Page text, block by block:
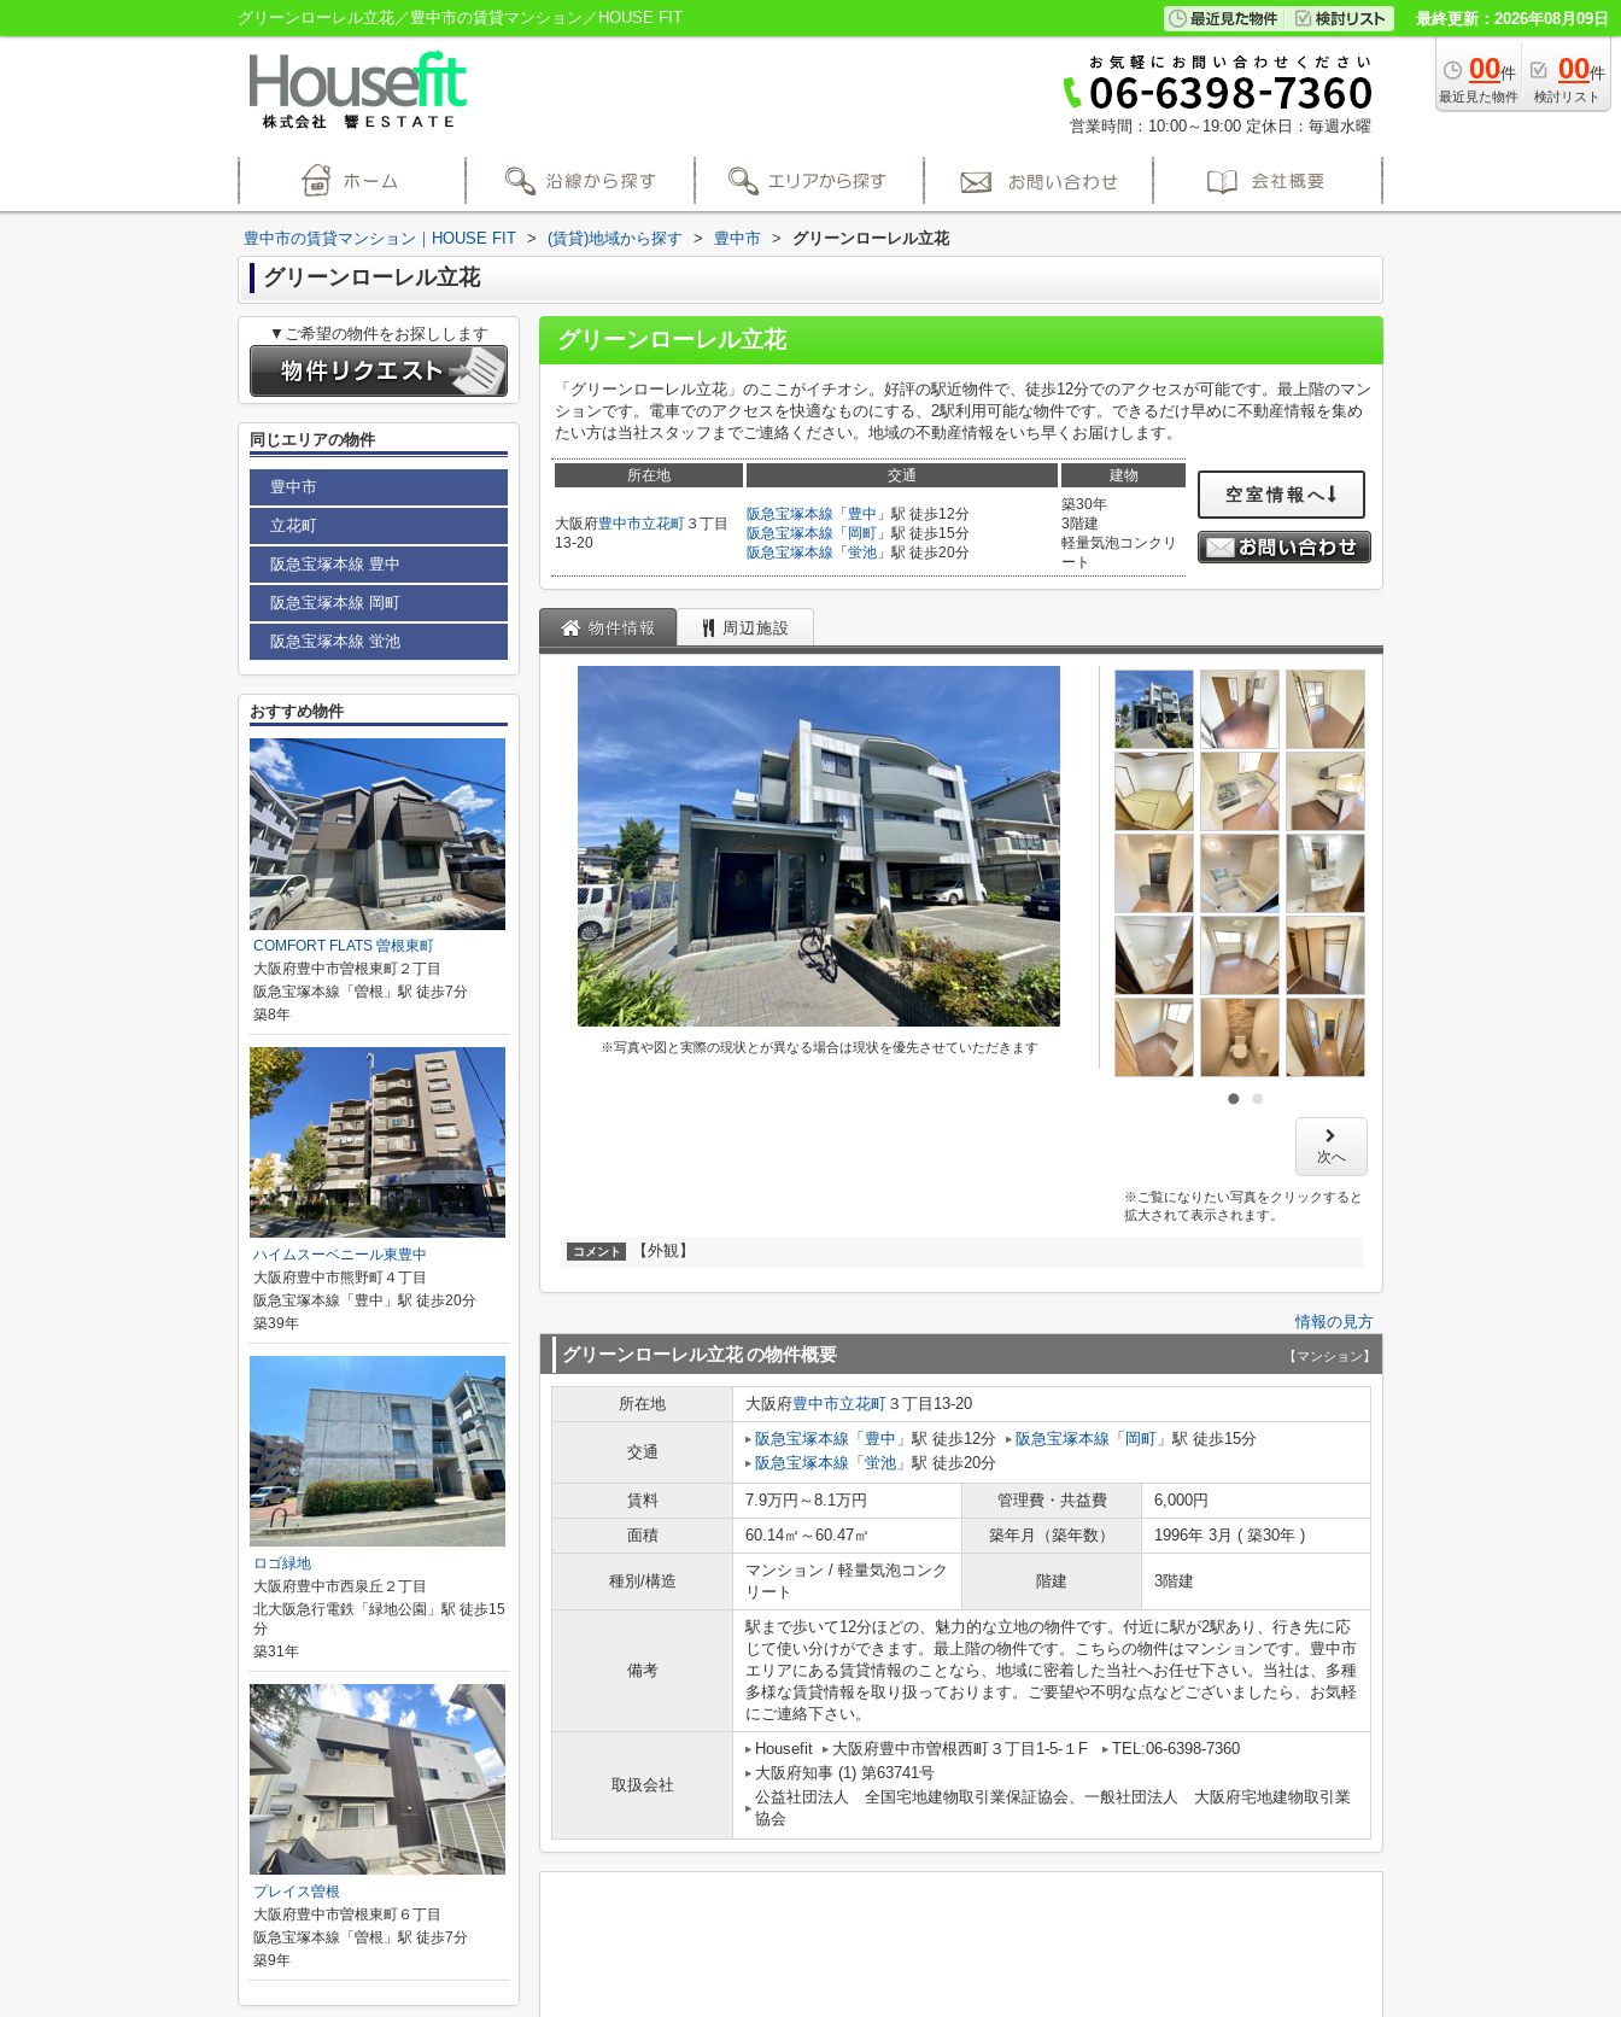
グリーンローレル立花／豊中市の賃貸マンション／HOUSE FIT 最終更新：2026年08月09日
00件
最近見た物件
00件
検討リスト
営業時間：10:00～19:00 定休日：毎週水曜
豊中市の賃貸マンション｜HOUSE FIT > (賃貸)地域から探す > 豊中市 > グリーンローレル立花
グリーンローレル立花
グリーンローレル立花
「グリーンローレル立花」のここがイチオシ。好評の駅近物件で、徒歩12分でのアクセスが可能です。最上階のマン
ションです。電車でのアクセスを快適なものにする、2駅利用可能な物件です。できるだけ早めに不動産情報を集め
たい方は当社スタッフまでご連絡ください。地域の不動産情報をいち早くお届けします。
所在地 交通 建物
大阪府豊中市立花町 ３丁目
13-20
阪急宝塚本線 「 豊中 」駅 徒歩12分
阪急宝塚本線 「 岡町 」駅 徒歩15分
阪急宝塚本線 「 蛍池 」駅 徒歩20分
築30年
3階建
軽量気泡コンクリ
ート
空室情報へ
物件情報 周辺施設
※写真や図と実際の現状とが異なる場合は現状を優先させていただきます
次へ
※ご覧になりたい写真をクリックすると
拡大されて表示されます。
コメント 【外観】
情報の見方
グリーンローレル立花の物件概要 【マンション】
所在地 大阪府豊中市立花町 ３丁目13-20
交通
阪急宝塚本線 「 豊中 」駅 徒歩12分 阪急宝塚本線 「 岡町 」駅 徒歩15分
阪急宝塚本線 「 蛍池 」駅 徒歩20分
賃料 7.9万円～8.1万円 管理費・共益費
6,000円
面積
60.14㎡～60.47㎡ 築年月（築年数） 1996年 3月 ( 築30年 )
種別/構造
マンション / 軽量気泡コンク
リート
階建 3階建
備考
駅まで歩いて12分ほどの、魅力的な立地の物件です。付近に駅が2駅あり、行き先に応
じて使い分けができます。最上階の物件です。こちらの物件はマンションです。豊中市
エリアにある賃貸情報のことなら、地域に密着した当社へお任せ下さい。当社は、多種
多様な賃貸情報を取り扱っております。ご要望や不明な点などございましたら、お気軽
にご連絡下さい。
取扱会社
Housefit 大阪府豊中市曽根西町３丁目1-5-１F
TEL:06-6398-7360
大阪府知事 (1) 第63741号
公益社団法人 全国宅地建物取引業保証協会、一般社団法人 大阪府宅地建物取引業
協会
▼ご希望の物件をお探しします
同じエリアの物件
豊中市
立花町
阪急宝塚本線 豊中
阪急宝塚本線 岡町
阪急宝塚本線 蛍池
おすすめ物件
COMFORT FLATS 曽根東町
大阪府豊中市曽根東町２丁目
阪急宝塚本線「曽根」駅 徒歩7分
築8年
ハイムスーベニール東豊中
大阪府豊中市熊野町４丁目
阪急宝塚本線「豊中」駅 徒歩20分
築39年
ロゴ緑地
大阪府豊中市西泉丘２丁目
北大阪急行電鉄「緑地公園」駅 徒歩15
分
築31年
プレイス曽根
大阪府豊中市曽根東町６丁目
阪急宝塚本線「曽根」駅 徒歩7分
築9年